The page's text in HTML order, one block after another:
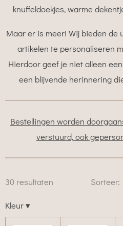
knuffeldoekjes, warme
Maar er is meer! Wij bieden de
artikelen te personaliseren
Hierdoor geef je niet alleen
een blijvende herinnering
Bestellingen worden
verstuurd, ook
30 resultaten Sorteer:
Kleur▾